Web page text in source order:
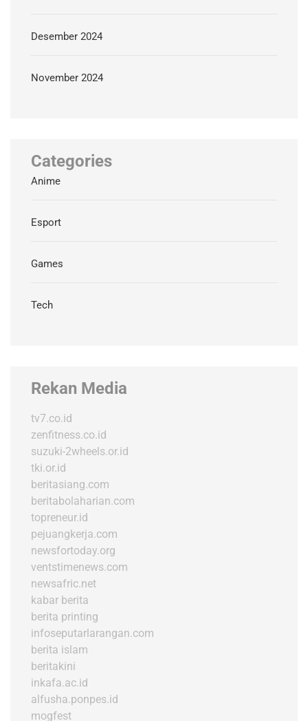
Desember 2024
November 2024
Categories
Anime
Esport
Games
Tech
Rekan Media
tv7.co.id
zenfitness.co.id
suzuki-2wheels.or.id
tki.or.id
beritasiang.com
beritabolaharian.com
topreneur.id
pejuangkerja.com
newsfortoday.org
ventstimenews.com
newsafric.net
kabar berita
berita printing
infoseputarlarangan.com
berita islam
beritakini
inkafa.ac.id
alfusha.ponpes.id
mogfest